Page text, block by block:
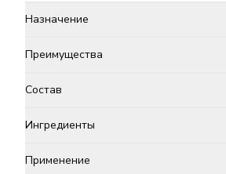
Назначение
Преимущества
Состав
Ингредиенты
Применение